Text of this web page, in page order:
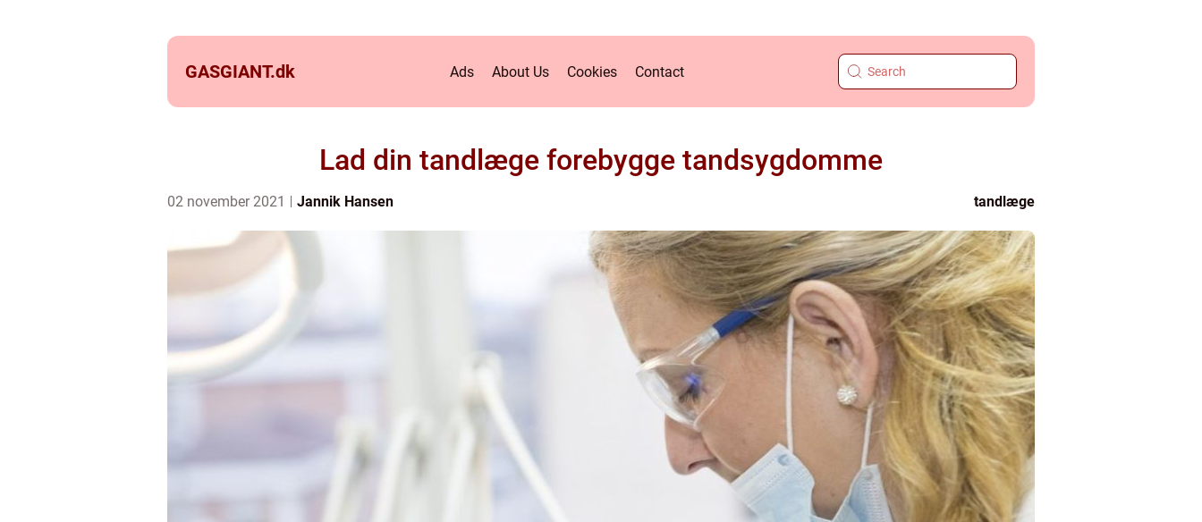
GASGIANT.dk Ads About Us Cookies Contact
Lad din tandlæge forebygge tandsygdomme
02 november 2021 Jannik Hansen tandlæge